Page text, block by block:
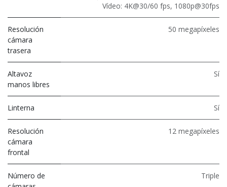
Vídeo: 4K@30/60 fps, 1080p@30fps
Resolución
cámara
trasera
50 megapíxeles
Altavoz
manos libres
Sí
Linterna Sí
Resolución
cámara
frontal
12 megapíxeles
Número de
Triple